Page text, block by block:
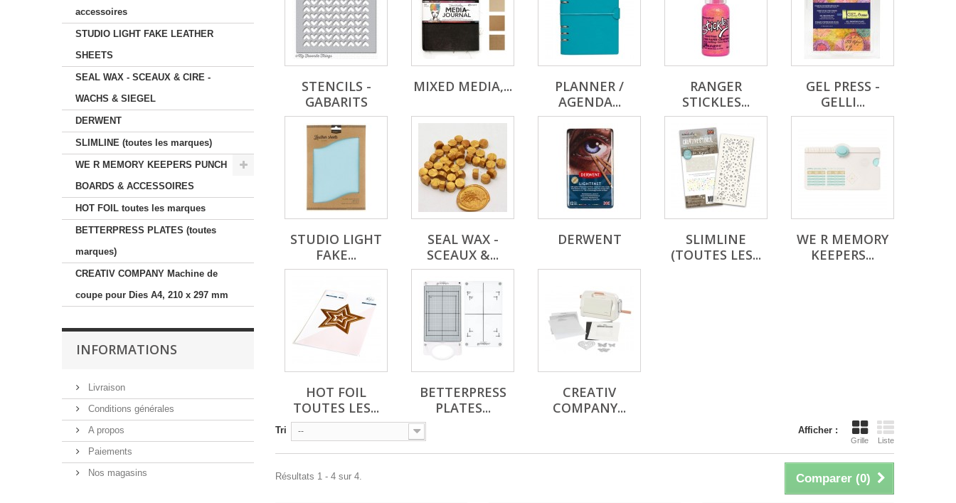
accessoires
STUDIO LIGHT FAKE LEATHER
SHEETS
SEAL WAX - SCEAUX & CIRE -
WACHS & SIEGEL
DERWENT
SLIMLINE (toutes les marques)
WE R MEMORY KEEPERS PUNCH
BOARDS & ACCESSOIRES
HOT FOIL toutes les marques
BETTERPRESS PLATES (toutes
marques)
CREATIV COMPANY Machine de
coupe pour Dies A4, 210 x 297 mm
INFORMATIONS
Livraison
Conditions générales
A propos
Paiements
Nos magasins
STENCILS -
GABARITS
MIXED MEDIA,...
PLANNER /
AGENDA...
RANGER
STICKLES...
GEL PRESS -
GELLI...
STUDIO LIGHT
FAKE...
SEAL WAX -
SCEAUX &...
DERWENT
SLIMLINE
(TOUTES LES...
WE R MEMORY
KEEPERS...
HOT FOIL
TOUTES LES...
BETTERPRESS
PLATES...
CREATIV
COMPANY...
Afficher :
Grille Liste
Tri --
Comparer (0)
Résultats 1 - 4 sur 4.